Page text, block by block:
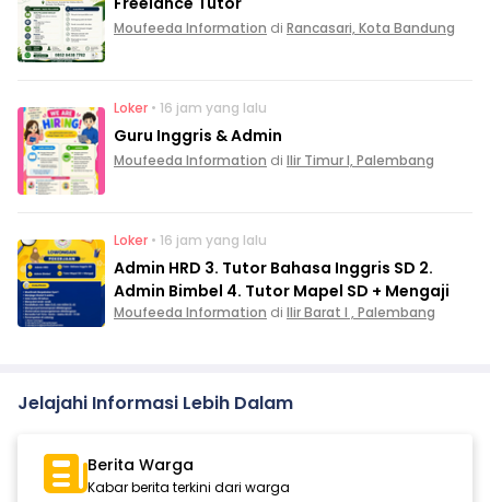
Moufeeda Information di Rancasari, Kota Bandung
Loker • 16 jam yang lalu
Guru Inggris & Admin
Moufeeda Information di Ilir Timur I, Palembang
Loker • 16 jam yang lalu
Admin HRD 3. Tutor Bahasa Inggris SD 2.
Admin Bimbel 4. Tutor Mapel SD + Mengaji
Moufeeda Information di Ilir Barat I , Palembang
Jelajahi Informasi Lebih Dalam
Berita Warga
Kabar berita terkini dari warga